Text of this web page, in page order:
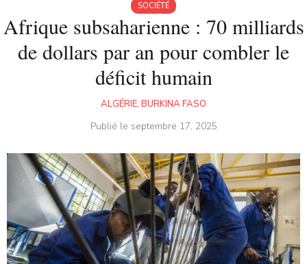
SOCIÉTÉ
Afrique subsaharienne : 70 milliards
de dollars par an pour combler le
déficit humain
ALGÉRIE, BURKINA FASO
Publié le septembre 17, 2025